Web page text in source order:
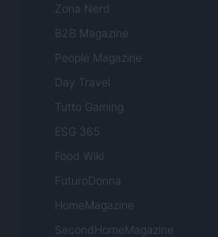
Zona Nerd
B2B Magazine
People Magazine
Day Travel
Tutto Gaming
ESG 365
Food Wiki
FuturoDonna
HomeMagazine
SecondHomeMagazine